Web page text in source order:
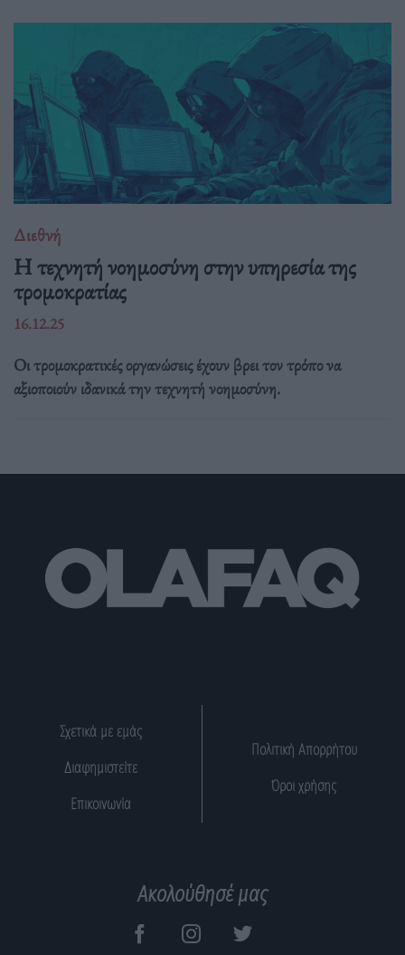
Διεθνή
Η τεχνητή νοημοσύνη στην υπηρεσία της
τρομοκρατίας
16.12.25
Οι τρομοκρατικές οργανώσεις έχουν βρει τον τρόπο να
αξιοποιούν ιδανικά την τεχνητή νοημοσύνη.
Σχετικά με εμάς
Διαφημιστείτε
Επικοινωνία
Πολιτική Απορρήτου
Όροι χρήσης
Ακολούθησέ μας